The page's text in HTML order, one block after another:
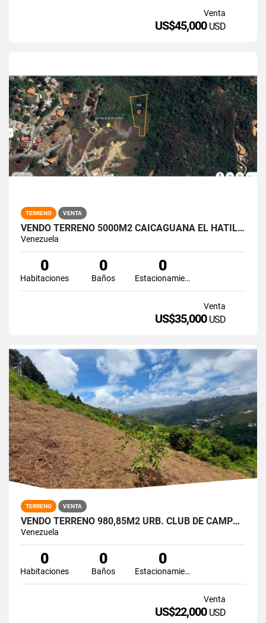
Venta
US$45,000 USD
TERRENO VENTA
VENDO TERRENO 5000M2 CAICAGUANA EL HATILLO
Venezuela
0
Habitaciones
0
Baños
0
Estacionamiento
Venta
US$35,000 USD
TERRENO VENTA
VENDO TERRENO 980,85M2 URB. CLUB DE CAMPO, SAN ANTONIO DE LOS ALTOS
Venezuela
0
Habitaciones
0
Baños
0
Estacionamiento
Venta
US$22,000 USD